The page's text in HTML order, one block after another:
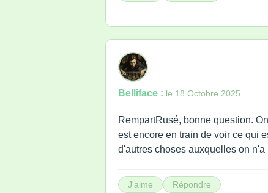
Belliface : le 18 Octobre 2025
RempartRusé, bonne question.
est encore en train de voir ce qui
d'autres choses auxquelles on
J'aime Répondre